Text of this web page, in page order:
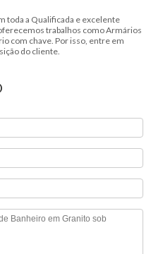
toda a Qualificada e excelente
trabalhos como Armários
com chave. Por isso, entre em
do cliente.